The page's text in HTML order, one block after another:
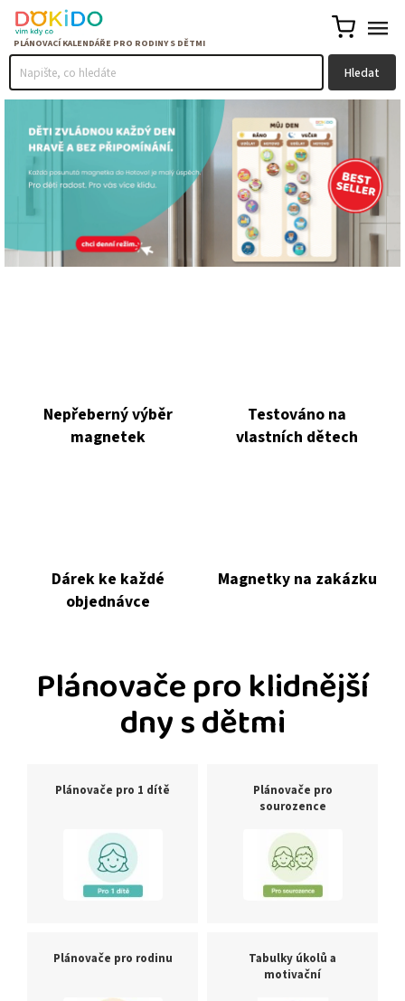
Hledat
Nepřeberný výběr
magnetek
Testováno na
vlastních dětech
Dárek ke každé
objednávce
Magnetky na zakázku
Plánovače pro klidnější
dny s dětmi
Plánovače pro 1 dítě
Plánovače pro
sourozence
Plánovače pro rodinu
Tabulky úkolů a
motivační